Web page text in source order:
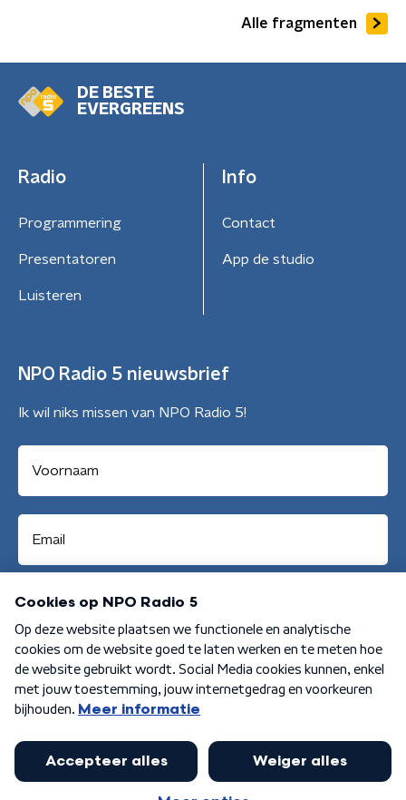
Alle fragmenten
DE BESTE
EVERGREENS
Radio
Programmering
Presentatoren
Luisteren
Info
Contact
App de studio
NPO Radio 5 nieuwsbrief
Ik wil niks missen van NPO Radio 5!
Aanmelden
Algemene voorwaarden